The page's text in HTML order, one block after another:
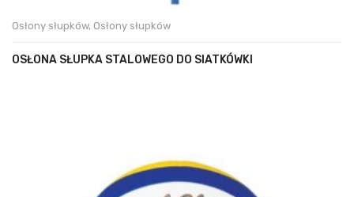
Osłony słupków, Osłony słupków
OSŁONA SŁUPKA STALOWEGO DO SIATKÓWKI